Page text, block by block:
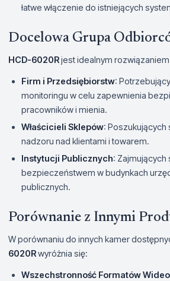
łatwe włączenie do istniejących
Docelowa Grupa
HCD-6020Rjest idealnym
Firm i Przedsiębiorstw:
monitoringu w celu zapewnienia
pracowników i mienia.
Właścicieli Sklepów:
nadzoru nad klientami i towarem.
Instytucji Publicznych: Zajmujących
bezpieczeństwem w budynkach
publicznych.
Porównanie z Innymi
W porównaniu do innych kamer
6020Rwyróżnia się:
Wszechstronność Formatów Wideo